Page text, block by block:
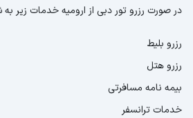
در صورت رزرو تور دبی از ارومیه خدمات زیر به
رزرو بلیط
رزرو هتل
بیمه نامه مسافرتی
خدمات ترانسفر